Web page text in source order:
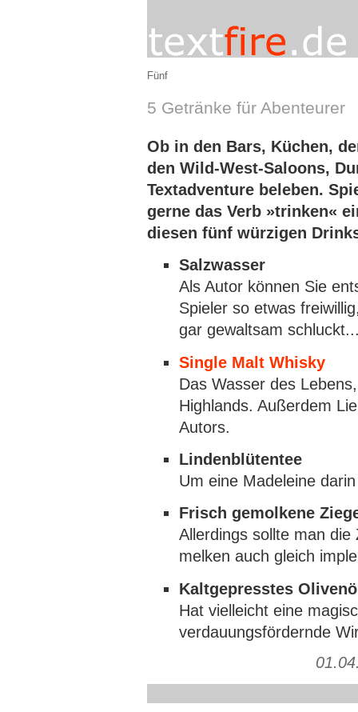
Fünf
5 Getränke für Abenteurer
Ob in den Bars, Küchen,
den Wild-West-Saloons,
Textadventure beleben.
gerne das Verb »trinken«
diesen fünf würzigen
Salzwasser
Als Autor können Sie
Spieler so etwas
gar gewaltsam
Single Malt Whisky
Das Wasser des
Highlands. Außerdem
Autors.
Lindenblütentee
Um eine Madeleine
Frisch gemolkene
Allerdings sollte man die
melken auch gleich
Kaltgepresstes
Hat vielleicht eine
verdauungsfördernde